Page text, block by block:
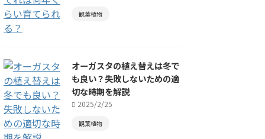
観葉植物
オーガスタの植え替えは冬で
も良い？失敗しないための適
切な時期を解説
2025/2/25
観葉植物